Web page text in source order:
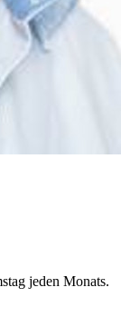
jeden Monats.